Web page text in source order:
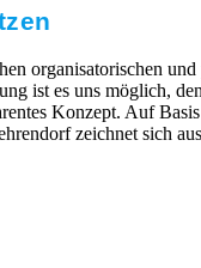
organisatorischen
ist es uns möglich,
Konzept. Auf
zeichnet sich